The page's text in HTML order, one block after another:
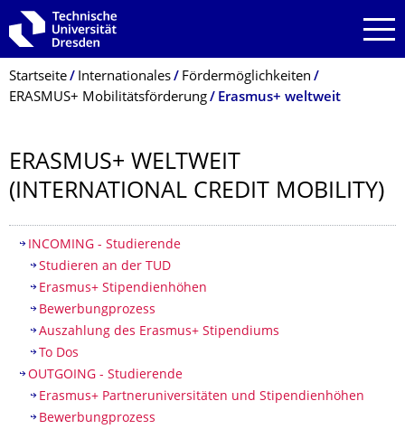
Zur Hauptnavigation springen
Zur Suche springen
Zum Inhalt springen
Breadcrumb-Menü
Startseite Internationales
Fördermöglichkeiten
ERASMUS+ Mobilitätsförderung
Erasmus+ weltweit
ERASMUS+ WELTWEIT
(INTERNATIONAL CREDIT MOBILITY)
Inhaltsverzeichnis
INCOMING - Studierende
Studieren an der TUD
Erasmus+ Stipendienhöhen
Bewerbungprozess
Auszahlung des Erasmus+ Stipendiums
To Dos
OUTGOING - Studierende
Erasmus+ Partneruniversitäten und Stipendienhöhen
Bewerbungprozess